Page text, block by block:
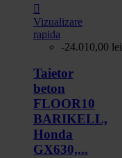

Vizualizare
rapida
-24.010,00 lei
Taietor
beton
FLOOR10
BARIKELL,
Honda
GX630,...